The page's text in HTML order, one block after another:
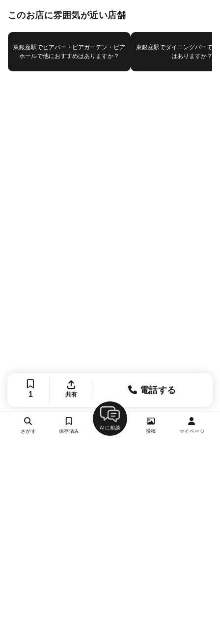
このお店に雰囲気が近い店舗
東銀座駅でビアバー・ビアガーデン・ビア
ホールで他におすすめはありますか？
東銀座駅でダイニングバーで
はありますか？
1 共有 電話する
さがす 保存済み
AIに相談
投稿 マイページ